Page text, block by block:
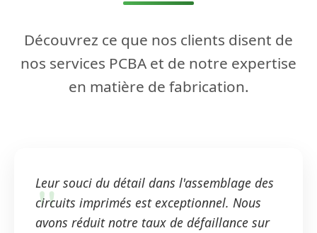
Découvrez ce que nos clients disent de
nos services PCBA et de notre expertise
en matière de fabrication.
Leur souci du détail dans l'assemblage des
circuits imprimés est exceptionnel. Nous
avons réduit notre taux de défaillance sur